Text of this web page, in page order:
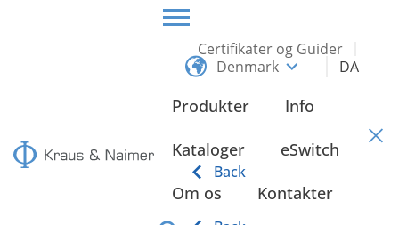
Certifikater og Guider
Denmark
DA
Produkter
Back
Info
Kataloger eSwitch
Om os Kontakter